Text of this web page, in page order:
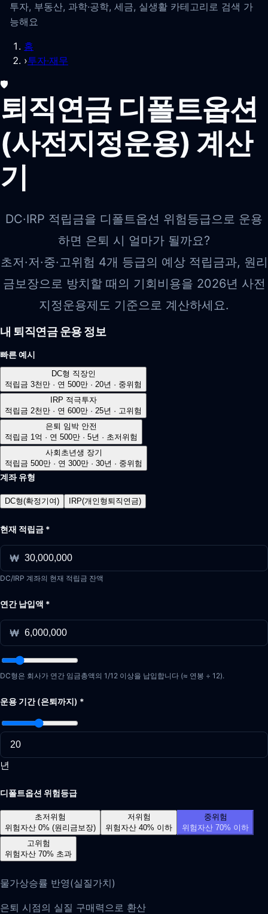
투자, 부동산, 과학·공학, 세금, 실생활 카테고리로 검색 가
능해요
홈
›투자·재무
🛡️
퇴직연금 디폴트옵션
(사전지정운용) 계산
기
DC·IRP 적립금을 디폴트옵션 위험등급으로 운용
하면 은퇴 시 얼마가 될까요?
초저·저·중·고위험 4개 등급의 예상 적립금과, 원리
금보장으로 방치할 때의 기회비용을 2026년 사전
지정운용제도 기준으로 계산하세요.
내 퇴직연금 운용 정보
빠른 예시
DC형 직장인
적립금 3천만 · 연 500만 · 20년 · 중위험
IRP 적극투자
적립금 2천만 · 연 600만 · 25년 · 고위험
은퇴 임박 안전
적립금 1억 · 연 500만 · 5년 · 초저위험
사회초년생 장기
적립금 500만 · 연 300만 · 30년 · 중위험
계좌 유형
DC형(확정기여) IRP(개인형퇴직연금)
현재 적립금 *
₩
DC/IRP 계좌의 현재 적립금 잔액
연간 납입액 *
₩
DC형은 회사가 연간 임금총액의 1/12 이상을 납입합니다 (≈ 연봉 ÷ 12).
운용 기간 (은퇴까지) *
년
디폴트옵션 위험등급
초저위험
위험자산 0% (원리금보장)
저위험
위험자산 40% 이하
중위험
위험자산 70% 이하
고위험
위험자산 70% 초과
물가상승률 반영(실질가치)
은퇴 시점의 실질 구매력으로 환산